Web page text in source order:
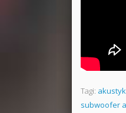
Tagi:
subwoofer